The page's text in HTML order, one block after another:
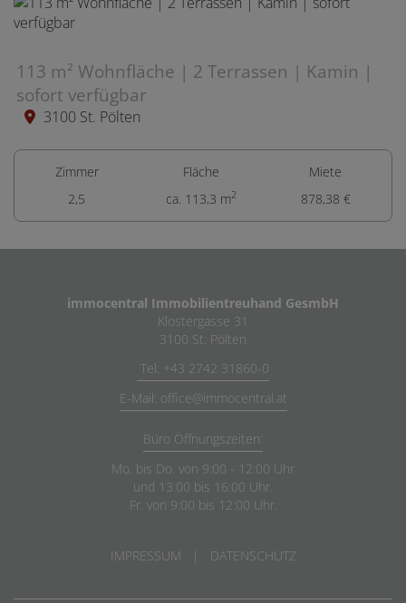
113 m² Wohnfläche | 2 Terrassen | Kamin |
sofort verfügbar
3100 St. Pölten
Zimmer
2,5
Fläche
ca. 113,3 m2
Miete
878,38 €
immocentral Immobilientreuhand GesmbH
Klostergasse 31
3100 St. Pölten
Tel: +43 2742 31860-0
E-Mail: office@immocentral.at
Büro Öffnungszeiten:
Mo. bis Do. von 9:00 - 12:00 Uhr
und 13:00 bis 16:00 Uhr.
Fr. von 9:00 bis 12:00 Uhr.
IMPRESSUM DATENSCHUTZ